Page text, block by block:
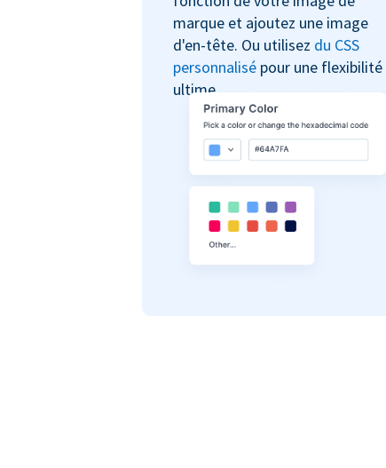
marque et ajoutez une image
d'en-tête. Ou utilisez du CSS
personnalisé pour une flexibilité
ultime.